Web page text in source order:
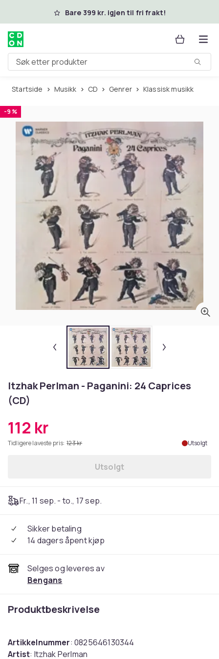
Hopp til hovedinnholdBare 399 kr. igjen til fri frakt!
Søk etter produkter
Startside Musikk CD Genrer Klassisk musikk
-9 %
Itzhak Perlman - Paganini: 24 Caprices
(CD)
112 kr
Tidligere laveste pris: 123 kr Utsolgt
Utsolgt
Fr., 11 sep. - to., 17 sep.
Sikker betaling
14 dagers åpent kjøp
Selges og leveres av
Bengans
Produktbeskrivelse
Artikkelnummer: 0825646130344
Artist: Itzhak Perlman